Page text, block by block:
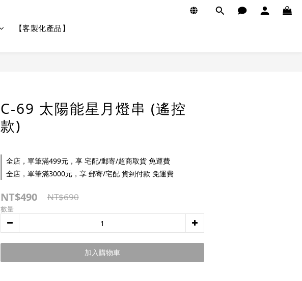
【客製化產品】
C-69 太陽能星月燈串 (遙控
款)
全店，單筆滿499元，享 宅配/郵寄/超商取貨 免運費
全店，單筆滿3000元，享 郵寄/宅配 貨到付款 免運費
NT$490 NT$690
數量
加入購物車